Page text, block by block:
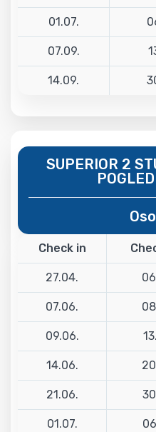
01.07.
07.09.
14.09.
SUPERIOR 2
Check in
27.04.
07.06.
09.06.
14.06.
21.06.
01.07.